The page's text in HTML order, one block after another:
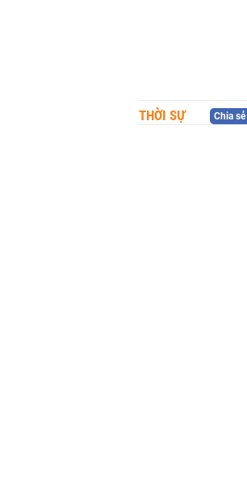
THỜI SỰ Chia sẻ